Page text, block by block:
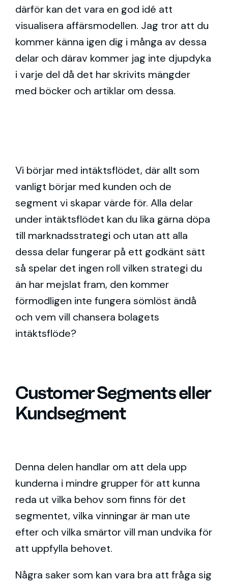
därför kan det vara en god idé att
visualisera affärsmodellen. Jag tror att du
kommer känna igen dig i många av dessa
delar och därav kommer jag inte djupdyka
i varje del då det har skrivits mängder
med böcker och artiklar om dessa.
Vi börjar med intäktsflödet, där allt som
vanligt börjar med kunden och de
segment vi skapar värde för. Alla delar
under intäktsflödet kan du lika gärna döpa
till marknadsstrategi och utan att alla
dessa delar fungerar på ett godkänt sätt
så spelar det ingen roll vilken strategi du
än har mejslat fram, den kommer
förmodligen inte fungera sömlöst ändå
och vem vill chansera bolagets
intäktsflöde?
Customer Segments eller
Kundsegment
Denna delen handlar om att dela upp
kunderna i mindre grupper för att kunna
reda ut vilka behov som finns för det
segmentet, vilka vinningar är man ute
efter och vilka smärtor vill man undvika för
att uppfylla behovet.
Några saker som kan vara bra att fråga sig